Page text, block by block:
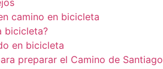
camino en bicicleta
bicicleta?
en bicicleta
preparar el Camino de Santiago